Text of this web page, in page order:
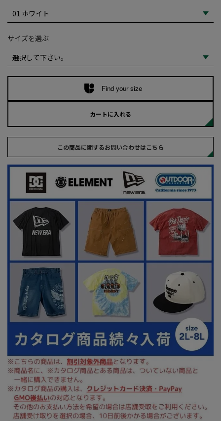
サイズを選ぶ
Find your size
カートに入れる
この商品に関するお問い合わせはこちら